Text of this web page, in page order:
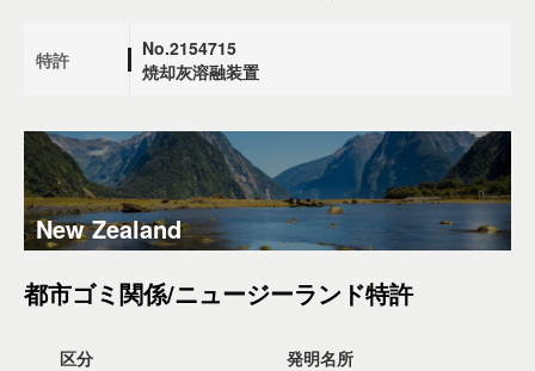
特許
No.2154715
焼却灰溶融装置
New Zealand
都市ゴミ関係/ニュージーランド特許
区分 発明名所